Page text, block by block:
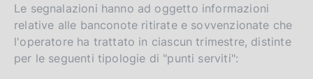
Le segnalazioni hanno ad oggetto informazioni
relative alle banconote ritirate e sovvenzionate che
l'operatore ha trattato in ciascun trimestre, distinte
per le seguenti tipologie di "punti serviti":